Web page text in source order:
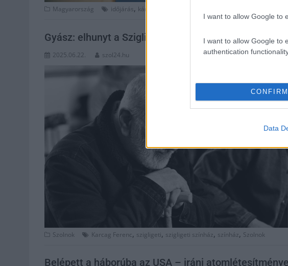
I want to allow Google to
I want to allow Google to
authentication
CONFIRM
Data
Magyarország időjárás, kánikula
Gyász: elhunyt a Szigligeti Jászai Mari-díjas
2025.06.22. szol24.hu
Szolnok Karcag Ferenc, szigligeti, szigligeti színház, színház, Szolnok
Belépett a háborúba az USA – iráni